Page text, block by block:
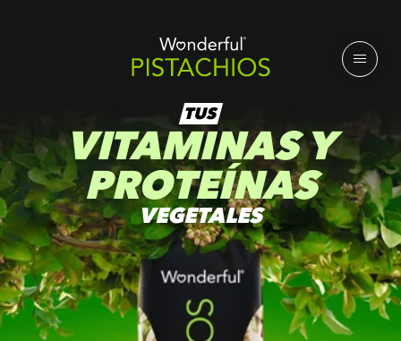
TUS
VITAMINAS Y
PROTEÍNAS
VEGETALES